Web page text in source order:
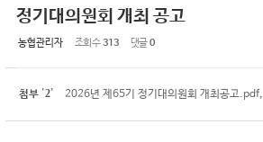
정기대의원회 개최 공고
농협관리자 조회 수313 댓글0
첨부 '2' 2026년 제65기 정기대의원회 개최공고.pdf,